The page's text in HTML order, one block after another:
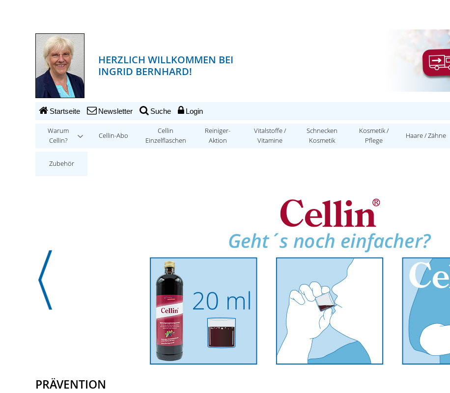
HERZLICH WILLKOMMEN BEI
INGRID BERNHARD!
Startseite Newsletter Suche Login
Warum
Cellin?
Cellin-Abo
Cellin
Einzelflaschen
Reiniger-
Aktion
Vitalstoffe /
Vitamine
Schnecken
Kosmetik
Kosmetik /
Pflege
Haare / Zähne
Zubehör
PRÄVENTION